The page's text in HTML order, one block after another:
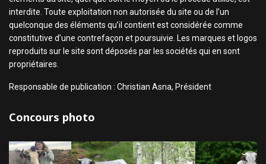
interdite. Toute exploitation non autorisée du site ou de l’un
quelconque des éléments qu’il contient est considérée comme
constitutive d’une contrefaçon et poursuivie. Les marques et logos
reproduits sur le site sont déposés par les sociétés qui en sont
propriétaires.
Responsable de publication : Christian Asna, Président
Concours photo